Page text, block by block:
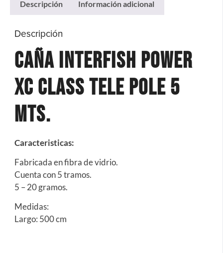
Descripción Información adicional
Descripción
Caña Interfish POWER
XC CLASS TELE POLE 5
MTS.
Caracteristicas:
Fabricada en fibra de vidrio.
Cuenta con 5 tramos.
5 – 20 gramos.
Medidas:
Largo: 500 cm